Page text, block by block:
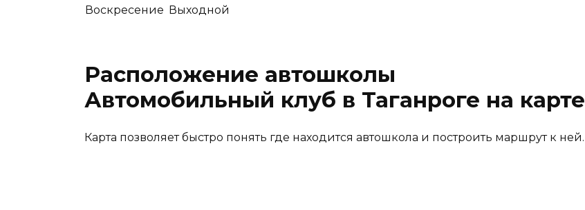
Воскресение Выходной
Расположение автошколы
Автомобильный клуб в Таганроге на карте
Карта позволяет быстро понять где находится автошкола и построить маршрут к ней.